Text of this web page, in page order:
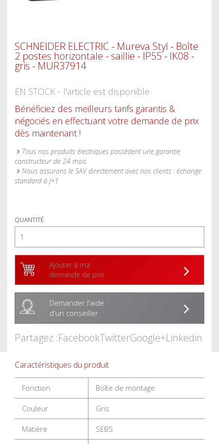
SCHNEIDER ELECTRIC - Mureva Styl - Boîte
2 postes horizontale - saillie - IP55 - IK08 -
gris - MUR37914
EN STOCK - l'article est disponible
Bénéficiez des meilleurs tarifs garantis &
négociés en effectuant votre demande de prix
dès maintenant !
Tous nos produits électriques possèdent une garantie
constructeur de 24 mois
Nous assurons le SAV directement avec nos clients : échange
standard à J+1
QUANTITÉ
Ajouter à ma
demande de prix
Demander l'aide
d'un conseiller
Partagez :FacebookTwitterGoogle+Linkedin
Caractéristiques du produit
Fonction Boîte de montage
Couleur Gris
Matière SEBS